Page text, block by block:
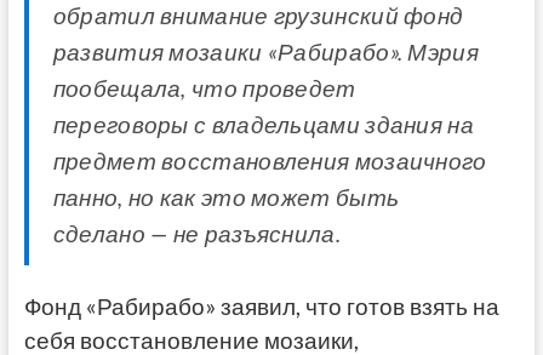
обратил внимание грузинский фонд
развития мозаики «Рабирабо». Мэрия
пообещала, что проведет
переговоры с владельцами здания на
предмет восстановления мозаичного
панно, но как это может быть
сделано — не разъяснила.
Фонд «Рабирабо» заявил, что готов взять на
себя восстановление мозаики,